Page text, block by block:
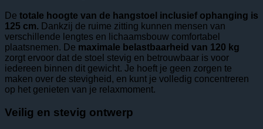
De totale hoogte van de hangstoel inclusief ophanging is
125 cm. Dankzij de ruime zitting kunnen mensen van
verschillende lengtes en lichaamsbouw comfortabel
plaatsnemen. De maximale belastbaarheid van 120 kg
zorgt ervoor dat de stoel stevig en betrouwbaar is voor
iedereen binnen dit gewicht. Je hoeft je geen zorgen te
maken over de stevigheid, en kunt je volledig concentreren
op het genieten van je relaxmoment.
Veilig en stevig ontwerp